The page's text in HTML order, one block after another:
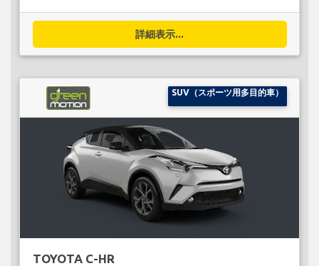
詳細表示...
SUV（スポーツ用多目的車）
TOYOTA C-HR